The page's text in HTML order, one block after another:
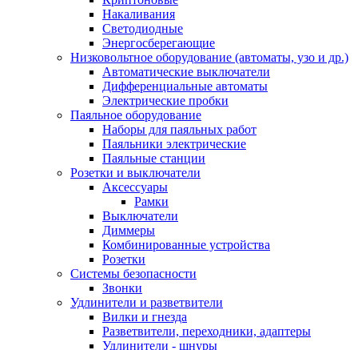
Накаливания
Светодиодные
Энергосберегающие
Низковольтное оборудование (автоматы, узо и др.)
Автоматические выключатели
Дифференциальные автоматы
Электрические пробки
Паяльное оборудование
Наборы для паяльных работ
Паяльники электрические
Паяльные станции
Розетки и выключатели
Аксессуары
Рамки
Выключатели
Диммеры
Комбинированные устройства
Розетки
Системы безопасности
Звонки
Удлинители и разветвители
Вилки и гнезда
Разветвители, переходники, адаптеры
Удлинители - шнуры